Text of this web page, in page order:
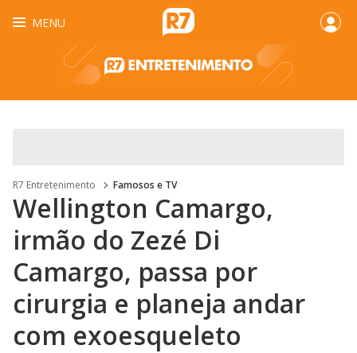
MENU
R7 Entretenimento Famosos e TV
Wellington Camargo,
irmão do Zezé Di
Camargo, passa por
cirurgia e planeja andar
com exoesqueleto